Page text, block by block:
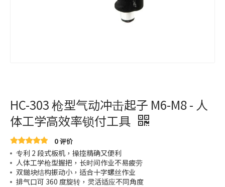
HC-303 枪型气动冲击起子 M6-M8 - 人
体工学高效率锁付工具
0 评价
专利 2 段式板机，操控精确又便利
人体工学枪型握把，长时间作业不易疲劳
双鎚块结构振动小，适合十字螺丝作业
排气口可 360 度旋转，灵活适应不同角度